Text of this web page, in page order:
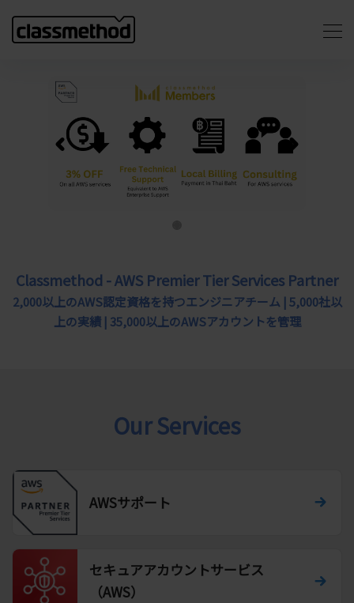
Previous Next
Classmethod - AWS Premier Tier Services Partner
2,000以上のAWS認定資格を持つエンジニアチーム | 5,000社以
上の実績 | 35,000以上のAWSアカウントを管理
Our Services
AWSサポート
セキュアアカウントサービス
（AWS）